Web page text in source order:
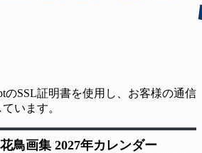
のSSL証明書を使用し、お客様の通信
います。
鳥画集 2027年カレンダー